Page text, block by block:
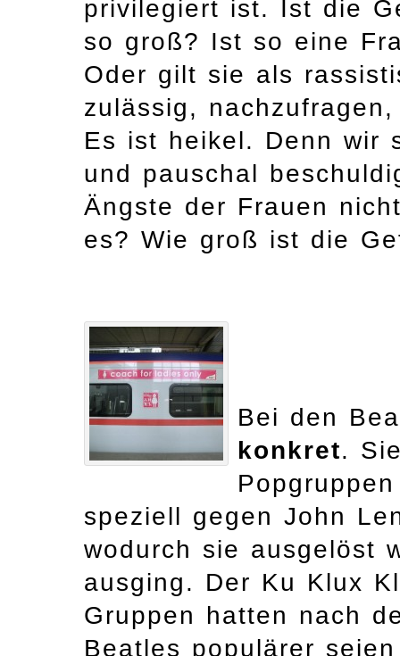
privilegiert ist. Ist die
so groß? Ist so eine
Oder gilt sie als
zulässig,
Es ist heikel. Denn wir
und pauschal
Ängste der Frauen
es? Wie groß ist die
Bei den
konkret.
speziell gegen John
wodurch sie ausgelöst
ausging. Der Ku Klux
Gruppen hatten nach
Beatles populärer